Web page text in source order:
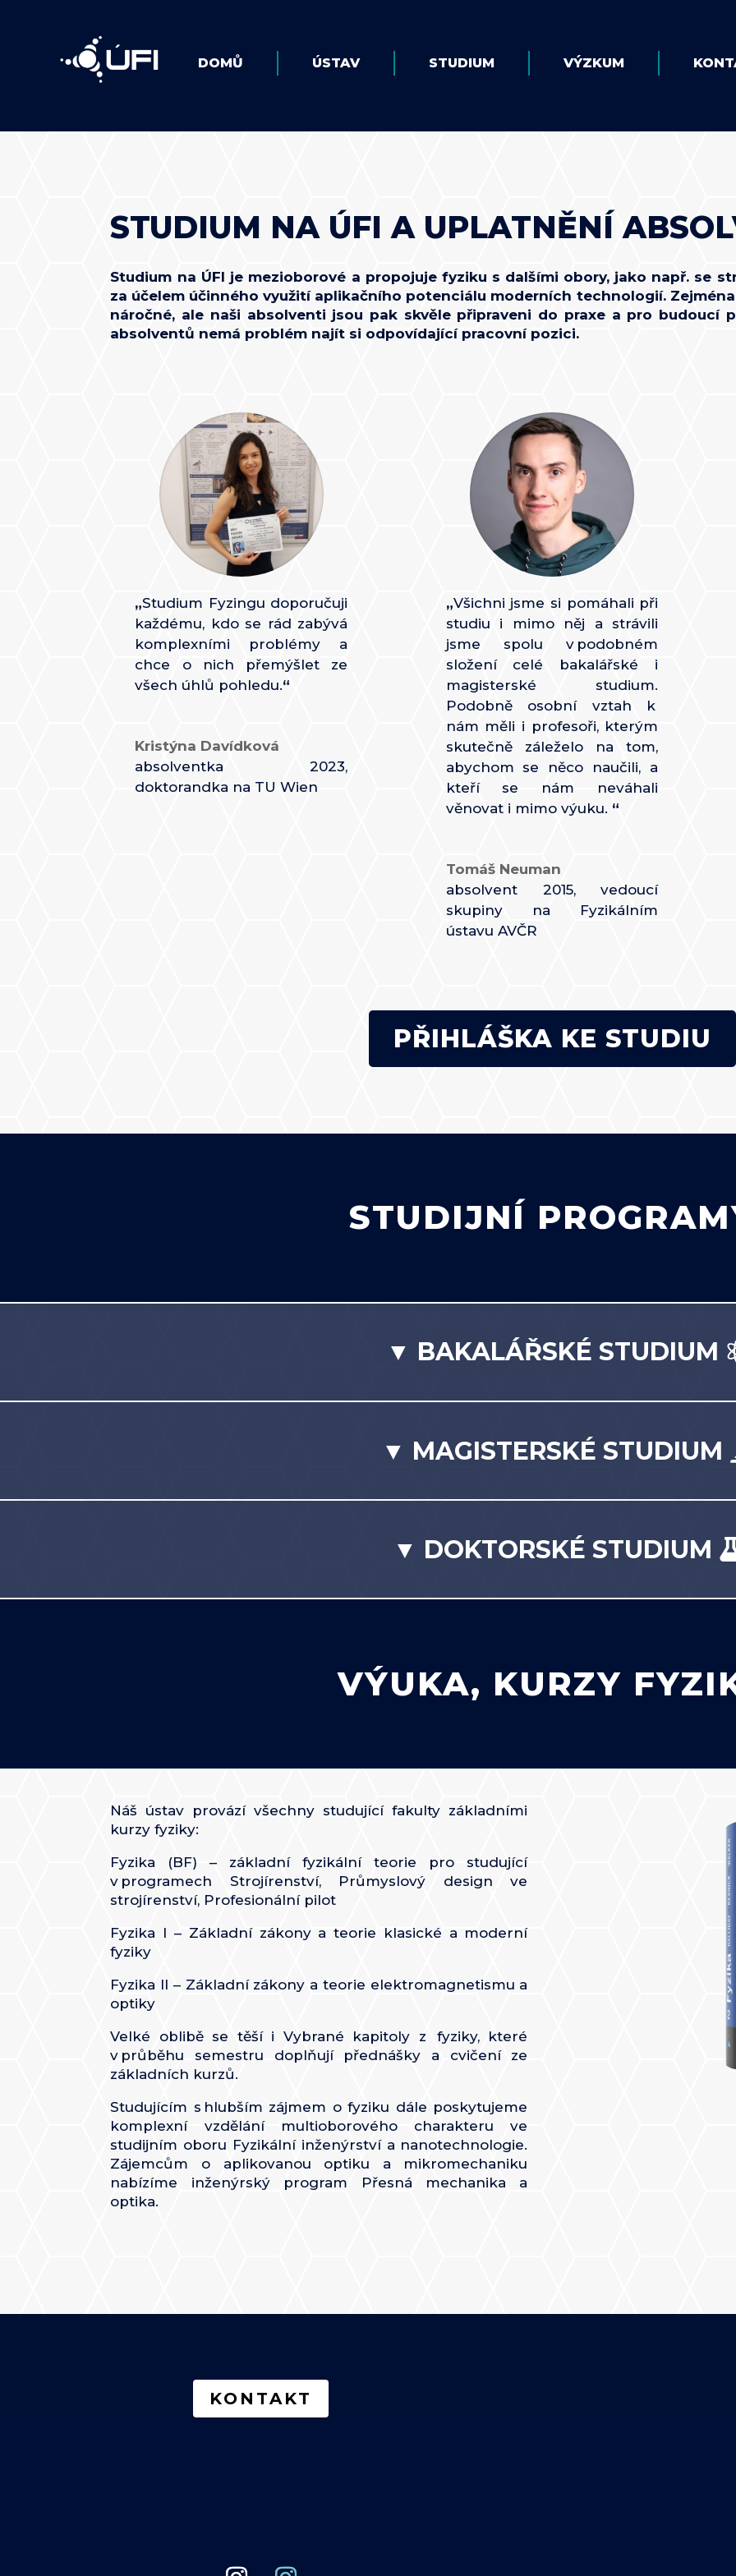
DOMŮ ÚSTAV STUDIUM VÝZKUM
STUDIUM NA ÚFI A UPLATNĚNÍ
Studium na ÚFI je mezioborové a propojuje fyziku s dalšími obory, jako např. se
za účelem účinného využití aplikačního potenciálu moderních technologií.
náročné, ale naši absolventi jsou pak skvěle připraveni do praxe a pro budoucí
absolventů nemá problém najít si odpovídající pracovní pozici.
„Studium Fyzingu doporučuji
každému, kdo se rád zabývá
komplexními problémy a
chce o nich přemýšlet ze
všech úhlů pohledu.“
Kristýna Davídková
absolventka 2023,
doktorandka na TU Wien
„Všichni jsme si pomáhali při
studiu i mimo něj a strávili
jsme spolu v podobném
složení celé bakalářské i
magisterské studium.
Podobně osobní vztah k
nám měli i profesoři, kterým
skutečně záleželo na tom,
abychom se něco naučili, a
kteří se nám neváhali
věnovat i mimo výuku. “
Tomáš Neuman
absolvent 2015,
vedoucí
skupiny na Fyzikálním
ústavu AVČR
PŘIHLÁŠKA KE STUDIU
STUDIJNÍ
▼ BAKALÁŘSKÉ STUDIUM
▼ MAGISTERSKÉ STUDIUM
▼ DOKTORSKÉ STUDIUM
VÝUKA, KURZY
Náš ústav provází všechny studující fakulty základními
kurzy fyziky:
Fyzika (BF) – základní fyzikální teorie pro studující
v programech Strojírenství, Průmyslový design ve
strojírenství, Profesionální pilot
Fyzika I – Základní zákony a teorie klasické a moderní
fyziky
Fyzika II – Základní zákony a teorie elektromagnetismu a
optiky
Velké oblibě se těší i Vybrané kapitoly z fyziky, které
v průběhu semestru doplňují přednášky a cvičení ze
základních kurzů.
Studujícím s hlubším zájmem o fyziku dále poskytujeme
komplexní vzdělání multioborového charakteru ve
studijním oboru Fyzikální inženýrství a nanotechnologie.
Zájemcům o aplikovanou optiku a mikromechaniku
nabízíme inženýrský program Přesná mechanika a
optika.
KONTAKT